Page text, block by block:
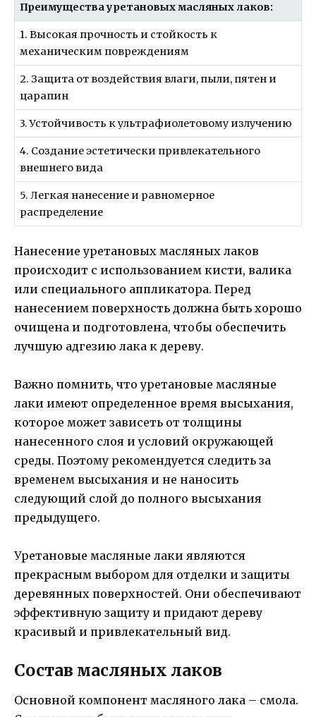
Преимущества уретановых масляных лаков:
1. Высокая прочность и стойкость к
механическим повреждениям
2. Защита от воздействия влаги, пыли, пятен и
царапин
3. Устойчивость к ультрафиолетовому излучению
4. Создание эстетически привлекательного
внешнего вида
5. Легкая нанесение и равномерное
распределение
Нанесение уретановых масляных лаков
происходит с использованием кисти, валика
или специального аппликатора. Перед
нанесением поверхность должна быть хорошо
очищена и подготовлена, чтобы обеспечить
лучшую адгезию лака к дереву.
Важно помнить, что уретановые масляные
лаки имеют определенное время высыхания,
которое может зависеть от толщины
нанесенного слоя и условий окружающей
среды. Поэтому рекомендуется следить за
временем высыхания и не наносить
следующий слой до полного высыхания
предыдущего.
Уретановые масляные лаки являются
прекрасным выбором для отделки и защиты
деревянных поверхностей. Они обеспечивают
эффективную защиту и придают дереву
красивый и привлекательный вид.
Состав масляных лаков
Основной компонент масляного лака – смола.